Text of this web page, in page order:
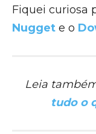
Fiquei curiosa
Nugget e o
Leia
tudo o